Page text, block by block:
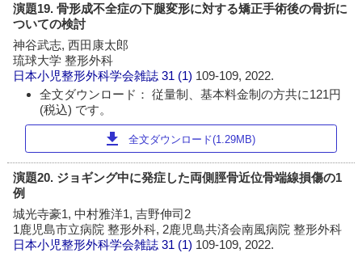
演題19. 骨形成不全症の下腿変形に対する矯正手術後の骨折に
ついての検討
神谷武志, 西田康太郎
琉球大学 整形外科
日本小児整形外科学会雑誌 31 (1) 109-109, 2022.
全文ダウンロード： 従量制、基本料金制の方共に121円
(税込) です。
download 全文ダウンロード(1.29MB)
演題20. ジョギング中に発症した両側脛骨近位骨端線損傷の1
例
城光寺豪1, 中村雅洋1, 吉野伸司2
1鹿児島市立病院 整形外科, 2鹿児島共済会南風病院 整形外科
日本小児整形外科学会雑誌 31 (1) 109-109, 2022.